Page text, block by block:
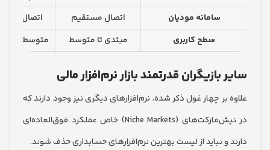
سامانه مودیان
اتصال مستقیم
اتصال مستقیم
سطح کاربری
مبتدی تا متوسط متوسط تا پیشرفته
بازیگران قدرتمند بازار نرم‌افزار مالی
بر چهار غول ذکر شده، نرم‌افزارهای دیگری نیز وجود دارند که
در نیش‌مارکت‌های (Niche Markets) خاص عملکرد فوق‌العاده‌ای
و نباید از لیست بهترین نرم‌افزارهای حسابداری حذف شوند.